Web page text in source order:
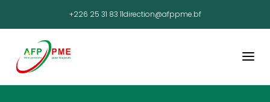
+226 25 31 83 11direction@afppme.bf